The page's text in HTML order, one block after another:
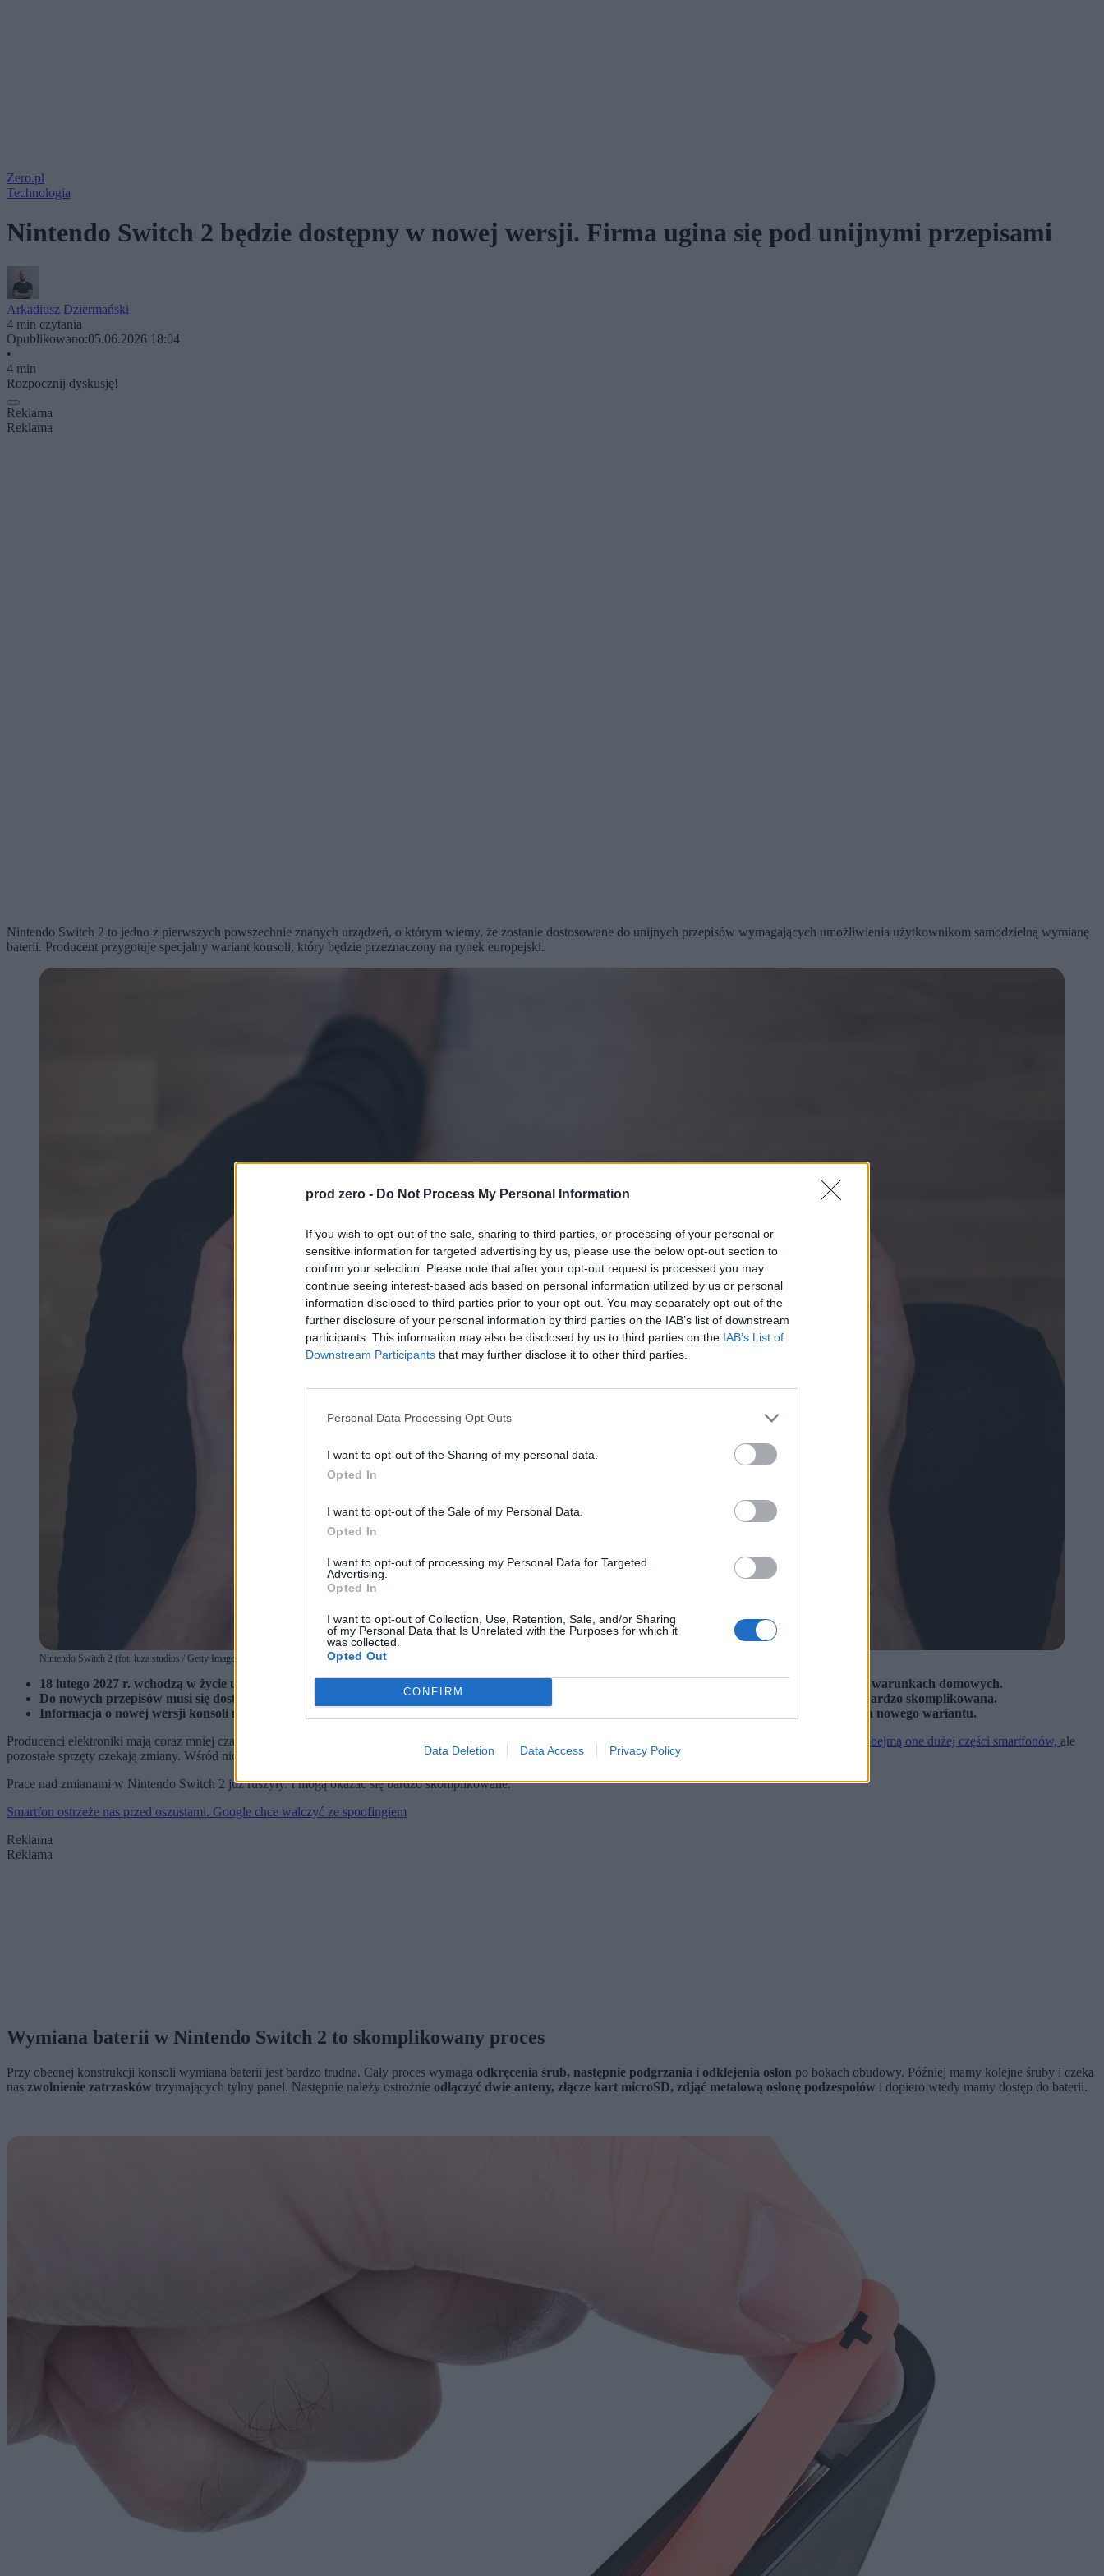
prod zero - Do Not Process My Personal Information
If you wish to opt-out of the sale, sharing to third parties, or processing of your personal or
sensitive information for targeted advertising by us, please use the below opt-out section to
confirm your selection. Please note that after your opt-out request is processed you may
continue seeing interest-based ads based on personal information utilized by us or personal
information disclosed to third parties prior to your opt-out. You may separately opt-out of the
further disclosure of your personal information by third parties on the IAB’s list of downstream
participants. This information may also be disclosed by us to third parties on the IAB’s List of
Downstream Participants that may further disclose it to other third parties.
Personal Data Processing Opt Outs
I want to opt-out of the Sharing of my personal data.
Opted In
I want to opt-out of the Sale of my Personal Data.
Opted In
I want to opt-out of processing my Personal Data for Targeted
Advertising.
Opted In
I want to opt-out of Collection, Use, Retention, Sale, and/or Sharing
of my Personal Data that Is Unrelated with the Purposes for which it
was collected.
Opted Out
CONFIRM
Data Deletion Data Access Privacy Policy
Zero.pl
Technologia
Nintendo Switch 2 będzie dostępny w nowej wersji. Firma ugina się pod unijnymi przepisami
Arkadiusz Dziermański
4 min czytania
Opublikowano:05.06.2026 18:04
•
4 min
Rozpocznij dyskusję!
Reklama
Reklama
Nintendo Switch 2 to jedno z pierwszych powszechnie znanych urządzeń, o którym wiemy, że zostanie dostosowane do unijnych przepisów wymagających umożliwienia użytkownikom samodzielną wymianę
baterii. Producent przygotuje specjalny wariant konsoli, który będzie przeznaczony na rynek europejski.
Nintendo Switch 2 (fot. luza studios / Getty Images)
18 lutego 2027 r. wchodzą w życie unijne przepisy, które nakazują producentom przenośnej elektroniki umożliwienie samodzielnej wymiany baterii w warunkach domowych.
Do nowych przepisów musi się dostosować Nintendo. To oznacza przebudowę konstrukcji Nintendo Switch 2, w której wymiana baterii jest obecnie bardzo skomplikowana.
Informacja o nowej wersji konsoli może doprowadzić do sytuacji, w której użytkownicy mogą wstrzymać się z zakupem Switcha 2 do czasu pokazania nowego wariantu.
Producenci elektroniki mają coraz mniej czasu na dostosowanie swoich urządzeń do unijnych przepisów, które wchodzą w życie 18 lutego 2027 r. Wiemy już, że
nie obejmą one dużej części smartfonów, ale
pozostałe sprzęty czekają zmiany. Wśród nich są m.in. przenośne konsole.
Prace nad zmianami w Nintendo Switch 2 już ruszyły. I mogą okazać się bardzo skomplikowane.
Smartfon ostrzeże nas przed oszustami. Google chce walczyć ze spoofingiem
Reklama
Reklama
Wymiana baterii w Nintendo Switch 2 to skomplikowany proces
Przy obecnej konstrukcji konsoli wymiana baterii jest bardzo trudna. Cały proces wymaga odkręcenia śrub, następnie podgrzania i odklejenia osłon po bokach obudowy. Później mamy kolejne śruby i czeka
nas zwolnienie zatrzasków trzymających tylny panel. Następnie należy ostrożnie odłączyć dwie anteny, złącze kart microSD, zdjąć metalową osłonę podzespołów i dopiero wtedy mamy dostęp do baterii.